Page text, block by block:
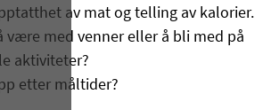
av mat og telling av kalorier.
være med venner eller å bli med på
aktiviteter?
etter måltider?